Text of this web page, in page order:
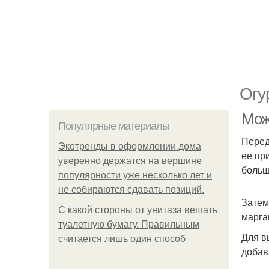
Популярные материалы
Экотренды в оформлении дома
уверенно держатся на вершине
популярности уже несколько лет и
не собираются сдавать позиций.
С какой стороны от унитаза вешать
туалетную бумагу. Правильным
считается лишь один способ
ее
Для